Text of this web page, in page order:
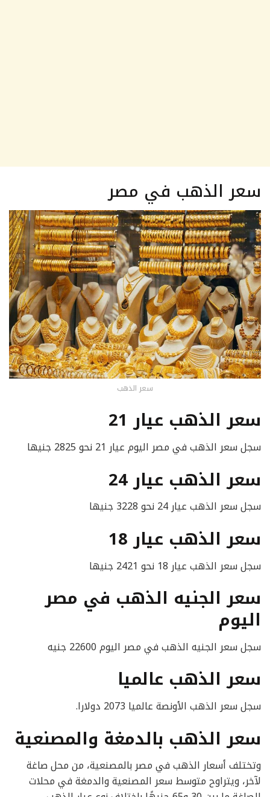
سعر الذهب في مصر
سعر الذهب
سعر الذهب عيار 21
سجل سعر الذهب في مصر اليوم عيار 21 نحو 2825 جنيها
سعر الذهب عيار 24
سجل سعر الذهب عيار 24 نحو 3228 جنيها
سعر الذهب عيار 18
سجل سعر الذهب عيار 18 نحو 2421 جنيها
سعر الجنيه الذهب في مصر
اليوم
سجل سعر الجنيه الذهب في مصر اليوم 22600 جنيه
سعر الذهب عالميا
سجل سعر الذهب الأونصة عالميا 2073 دولارا.
سعر الذهب بالدمغة والمصنعية
وتختلف أسعار الذهب في مصر بالمصنعية، من محل صاغة
لآخر، ويتراوح متوسط سعر المصنعية والدمغة في محلات